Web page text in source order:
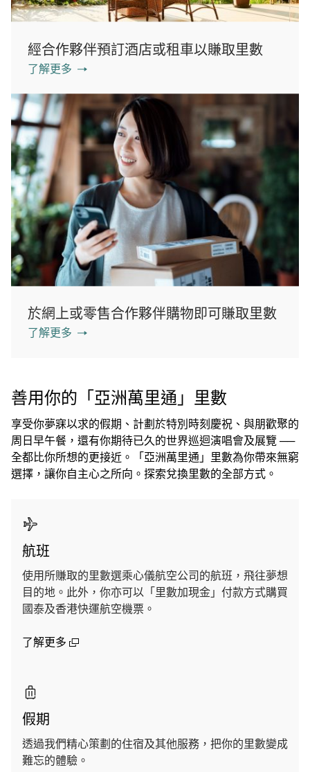
經合作夥伴預訂酒店或租車以賺取里數
了解更多
於網上或零售合作夥伴購物即可賺取里數
了解更多
善用你的「亞洲萬里通」里數
享受你夢寐以求的假期、計劃於特別時刻慶祝、與朋歡聚的
周日早午餐，還有你期待已久的世界巡迴演唱會及展覽 ──
全都比你所想的更接近。「亞洲萬里通」里數為你帶來無窮
選擇，讓你自主心之所向。探索兌換里數的全部方式。
航班
使用所賺取的里數選乘心儀航空公司的航班，飛往夢想
目的地。此外，你亦可以「里數加現金」付款方式購買
國泰及香港快運航空機票。
了解更多 (open in a new window)
假期
透過我們精心策劃的住宿及其他服務，把你的里數變成
難忘的體驗。